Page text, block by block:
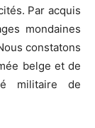
Par acquis
mondaines
constatons
belge et de
militaire de